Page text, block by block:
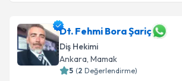
Dt. Fehmi Bora Şariç
Diş Hekimi
Ankara, Mamak
5 (2 Değerlendirme)